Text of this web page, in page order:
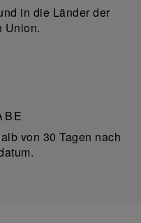
in die Länder der
Union.
von 30 Tagen nach